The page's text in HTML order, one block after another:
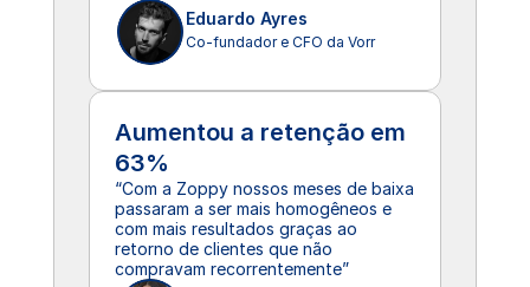
Eduardo Ayres
Co-fundador e CFO da Vorr
Aumentou a retenção em
63%
“Com a Zoppy nossos meses de baixa
passaram a ser mais homogêneos e
com mais resultados graças ao
retorno de clientes que não
compravam recorrentemente”